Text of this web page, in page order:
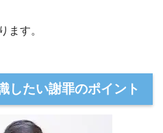
ます。
したい謝罪のポイント